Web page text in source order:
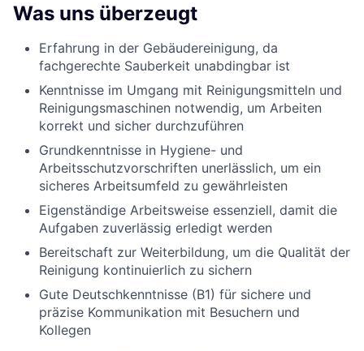
Was uns überzeugt
Erfahrung in der Gebäudereinigung, da
fachgerechte Sauberkeit unabdingbar ist
Kenntnisse im Umgang mit Reinigungsmitteln und
Reinigungsmaschinen notwendig, um Arbeiten
korrekt und sicher durchzuführen
Grundkenntnisse in Hygiene- und
Arbeitsschutzvorschriften unerlässlich, um ein
sicheres Arbeitsumfeld zu gewährleisten
Eigenständige Arbeitsweise essenziell, damit die
Aufgaben zuverlässig erledigt werden
Bereitschaft zur Weiterbildung, um die Qualität der
Reinigung kontinuierlich zu sichern
Gute Deutschkenntnisse (B1) für sichere und
präzise Kommunikation mit Besuchern und
Kollegen